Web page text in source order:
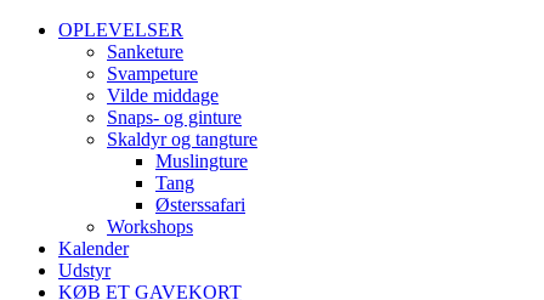
OPLEVELSER
Sanketure
Svampeture
Vilde middage
Snaps- og ginture
Skaldyr og tangture
Muslingture
Tang
Østerssafari
Workshops
Kalender
Udstyr
KØB ET GAVEKORT